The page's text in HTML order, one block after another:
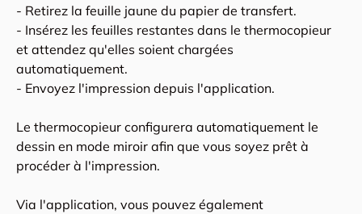
- Retirez la feuille jaune du papier de transfert.
- Insérez les feuilles restantes dans le thermocopieur
et attendez qu'elles soient chargées
automatiquement.
- Envoyez l'impression depuis l'application.
Le thermocopieur configurera automatiquement le
dessin en mode miroir afin que vous soyez prêt à
procéder à l'impression.
Via l'application, vous pouvez également